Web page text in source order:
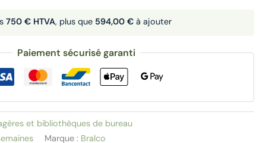
Paiement sécurisé garanti
et bibliothèques de bureau
Marque : Bralco
750 € HTVA, plus que 594,00 € à ajouter